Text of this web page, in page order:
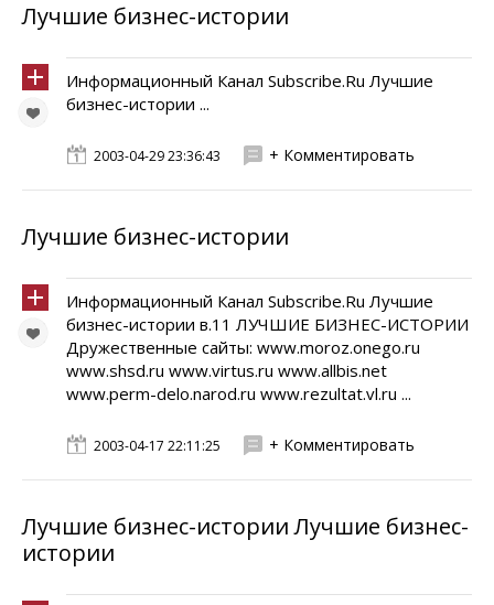
Лучшие бизнес-истории
Информационный Канал Subscribe.Ru Лучшие
бизнес-истории ...
2003-04-29 23:36:43 + Комментировать
Лучшие бизнес-истории
Информационный Канал Subscribe.Ru Лучшие
бизнес-истории в.11 ЛУЧШИЕ БИЗНЕС-ИСТОРИИ
Дружественные сайты: www.moroz.onego.ru
www.shsd.ru www.virtus.ru www.allbis.net
www.perm-delo.narod.ru www.rezultat.vl.ru ...
2003-04-17 22:11:25 + Комментировать
Лучшие бизнес-истории Лучшие бизнес-
истории